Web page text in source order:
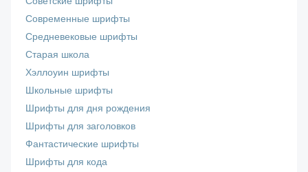
Современные шрифты
Средневековые шрифты
Старая школа
Хэллоуин шрифты
Школьные шрифты
Шрифты для дня рождения
Шрифты для заголовков
Фантастические шрифты
Шрифты для кода